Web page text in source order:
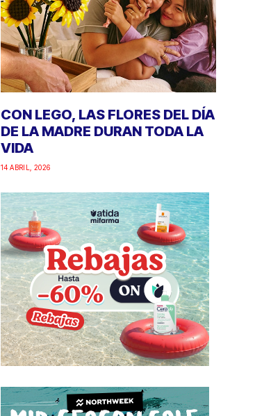
CON LEGO, LAS FLORES DEL DÍA
DE LA MADRE DURAN TODA LA
VIDA
14 ABRIL, 2026